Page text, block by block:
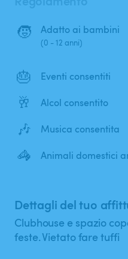
🧒 Adatto ai bambini
(0 - 12 anni)
🎂 Eventi consentiti
🥂 Alcol consentito
🎶 Musica consentita
🦓 Animali domestici
Dettagli del tuo
Clubhouse e spazio
feste. Vietato fare tuffi